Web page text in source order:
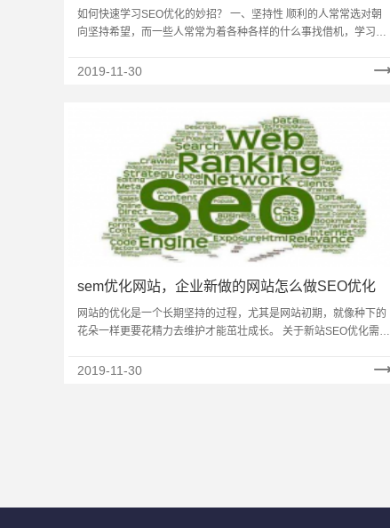
如何快速学习SEO优化的妙招？ 一、坚持性 顺利的人常常选对朝
向坚持希望，而一些人常常为着各种各样的什么事找借机，学习
学……
2019-11-30
sem优化网站，企业新做的网站怎么做SEO优化
网站的优化是一个长期坚持的过程，尤其是网站初期，就像种下的
花朵一样更要花精力去维护才能茁壮成长。 关于新站SEO优化需要
2019-11-30